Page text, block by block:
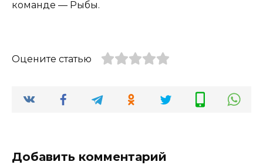
команде — Рыбы.
Оцените статью
Добавить комментарий